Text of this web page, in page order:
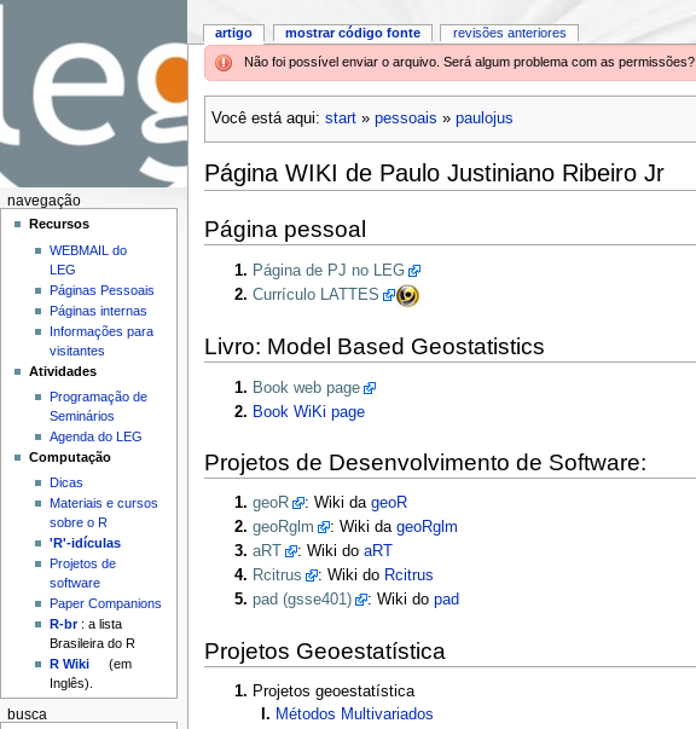
Não foi possível enviar o arquivo. Será algum problema com as permissões?
Você está aqui: start» pessoais » paulojus
Página WIKI de Paulo Justiniano Ribeiro Jr
Página pessoal
Página de PJ no LEG
Currículo LATTES
Livro: Model Based Geostatistics
Book web page
Book WiKi page
Projetos de Desenvolvimento de Software:
geoR : Wiki dageoR
geoRglm
: Wiki dageoRglm
aRT
: Wiki doaRT
Rcitrus
: Wiki do Rcitrus
pad (gsse401)
: Wiki dopad
Projetos Geoestatística
Projetos geoestatística
Métodos Multivariados
artigo mostrar código fonte revisões anteriores
navegação
Recursos
WEBMAIL do
LEG
Páginas Pessoais
Páginas internas
Informações para
visitantes
Atividades
Programação de
Seminários
Agenda do LEG
Computação
Dicas
Materiais e cursos
sobre o R
'R'-idículas
Projetos de
software
Paper Companions
R-br: a lista
Brasileira do R
R Wiki
(em
Inglês).
busca